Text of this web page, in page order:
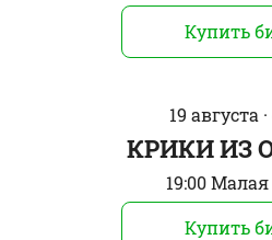
Купить
19 августа
КРИКИ ИЗ
19:00
Купить